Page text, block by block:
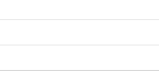
그는 도장의 브랜딩과 공간 리
트너가 바로 멧디자인. 단순한
이번 프로젝트는 낯선 해외 환
감각으로 현장을 완성했다. 오